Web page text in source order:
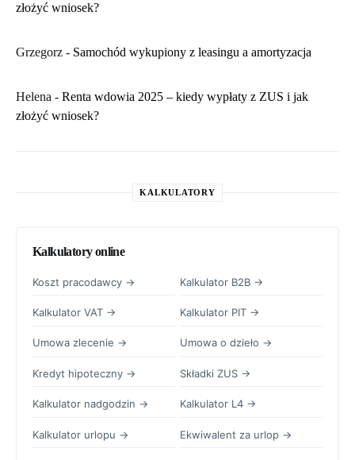
złożyć wniosek?
Grzegorz - Samochód wykupiony z leasingu a amortyzacja
Helena - Renta wdowia 2025 – kiedy wypłaty z ZUS i jak
złożyć wniosek?
KALKULATORY
Kalkulatory online
Koszt pracodawcy → Kalkulator B2B →
Kalkulator VAT → Kalkulator PIT →
Umowa zlecenie → Umowa o dzieło →
Kredyt hipoteczny → Składki ZUS →
Kalkulator nadgodzin → Kalkulator L4 →
Kalkulator urlopu → Ekwiwalent za urlop →